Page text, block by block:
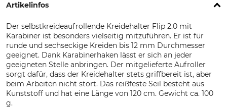
Artikelinfos
Der selbstkreideaufrollende Kreidehalter Flip 2.0 mit
Karabiner ist besonders vielseitig mitzuführen. Er ist für
runde und sechseckige Kreiden bis 12 mm Durchmesser
geeignet. Dank Karabinerhaken lässt er sich an jeder
geeigneten Stelle anbringen. Der mitgelieferte Aufroller
sorgt dafür, dass der Kreidehalter stets griffbereit ist, aber
beim Arbeiten nicht stört. Das reißfeste Seil besteht aus
Kunststoff und hat eine Länge von 120 cm. Gewicht ca. 100
g.